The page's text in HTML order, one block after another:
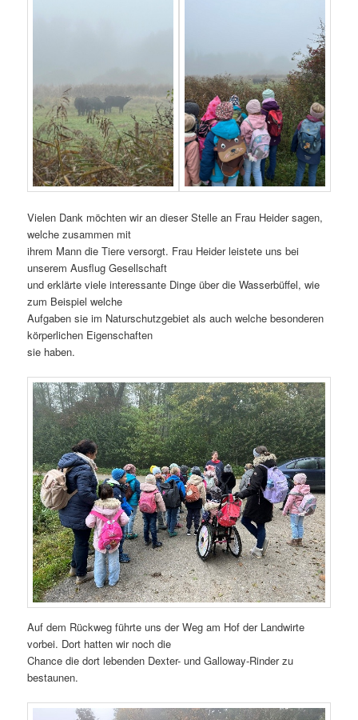
Vielen Dank möchten wir an dieser Stelle an Frau Heider sagen,
welche zusammen mit
ihrem Mann die Tiere versorgt. Frau Heider leistete uns bei
unserem Ausflug Gesellschaft
und erklärte viele interessante Dinge über die Wasserbüffel, wie
zum Beispiel welche
Aufgaben sie im Naturschutzgebiet als auch welche besonderen
körperlichen Eigenschaften
sie haben.
Auf dem Rückweg führte uns der Weg am Hof der Landwirte
vorbei. Dort hatten wir noch die
Chance die dort lebenden Dexter- und Galloway-Rinder zu
bestaunen.